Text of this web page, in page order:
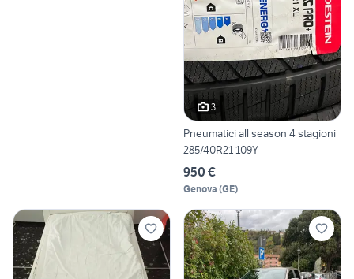
3
Pneumatici all season 4 stagioni
285/40R21 109Y
950 €
Genova (GE)